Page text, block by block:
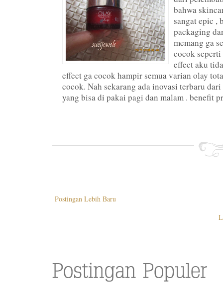
bahwa
sangat epic ,
packaging
memang ga
cocok seperti
effect aku
effect ga cocok hampir semua varian olay
cocok. Nah sekarang ada inovasi terbaru
yang bisa di pakai pagi dan malam . benefit
Postingan Lebih Baru